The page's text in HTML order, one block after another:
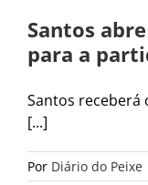
Santos
para a
Santos receberá
[...]
Por Diário do Peixe